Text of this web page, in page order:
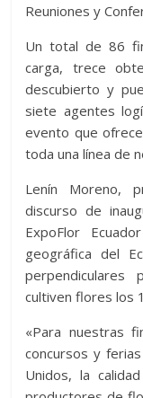
Reuniones y
Un total de 86
carga, trece
descubierto y
siete agentes
evento que
toda una línea de
Lenín Moreno,
discurso de
ExpoFlor
geográfica del
cultiven flores los
«Para nuestras
concursos y
Unidos, la